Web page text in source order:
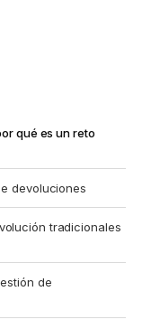
qué es un reto
devoluciones
tradicionales
de